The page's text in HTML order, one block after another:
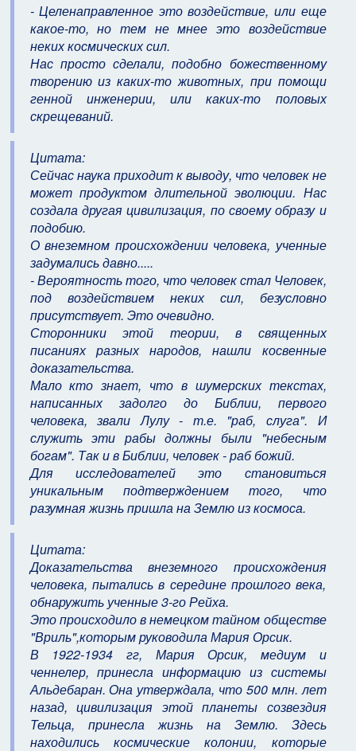
- Целенаправленное это воздействие, или еще
какое-то, но тем не мнее это воздействие
неких космических сил.
Нас просто сделали, подобно божественному
творению из каких-то животных, при помощи
генной инженерии, или каких-то половых
скрещеваний.
Цитата:
Сейчас наука приходит к выводу, что человек не
может продуктом длительной эволюции. Нас
создала другая цивилизация, по своему образу и
подобию.
О внеземном происхождении человека, ученные
задумались давно.....
- Вероятность того, что человек стал Человек,
под воздействием неких сил, безусловно
присутствует. Это очевидно.
Сторонники этой теории, в священных
писаниях разных народов, нашли косвенные
доказательства.
Мало кто знает, что в шумерских текстах,
написанных задолго до Библии, первого
человека, звали Лулу - т.е. "раб, слуга". И
служить эти рабы должны были "небесным
богам". Так и в Библии, человек - раб божий.
Для исследователей это становиться
уникальным подтверждением того, что
разумная жизнь пришла на Землю из космоса.
Цитата:
Доказательства внеземного происхождения
человека, пытались в середине прошлого века,
обнаружить ученные 3-го Рейха.
Это происходило в немецком тайном обществе
"Вриль",которым руководила Мария Орсик.
В 1922-1934 гг, Мария Орсик, медиум и
ченнелер, принесла информацию из системы
Альдебаран. Она утверждала, что 500 млн. лет
назад, цивилизация этой планеты созвездия
Тельца, принесла жизнь на Землю. Здесь
находились космические колонии, которые